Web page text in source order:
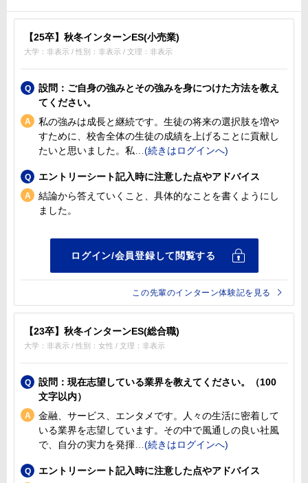
【25卒】秋冬インターンES(小売業)
大学：非表示 / 性別：非表示 / 文理：非表示
設問：ご自身の強みとその強みを身につけた方法を教え
てください。
私の強みは成長と継続です。生徒の将来の選択肢を増や
すために、校舎全体の生徒の成績を上げることに貢献し
たいと思いました。私
エントリーシート記入時に注意した点やアドバイス
結論から答えていくこと、具体的なことを書くようにし
ました。
この先輩のインターン体験記を見る
【23卒】秋冬インターンES(総合職)
大学：非表示 / 性別：女性 / 文理：非表示
設問：現在志望している業界を教えてください。（100
文字以内）
金融、サービス、エンタメです。人々の生活に密着して
いる業界を志望しています。その中で風通しの良い社風
で、自分の実力を発揮
エントリーシート記入時に注意した点やアドバイス